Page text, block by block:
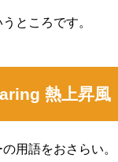
ところです。
熱上昇風
用語をおさらい。